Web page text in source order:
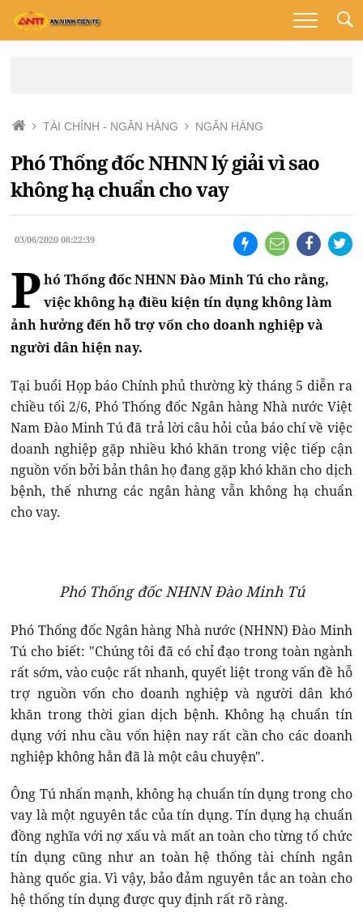
TÀI CHÍNH - NGÂN HÀNG NGÂN HÀNG
Phó Thống đốc NHNN lý giải vì sao
không hạ chuẩn cho vay
03/06/2020 08:22:39
P hó Thống đốc NHNN Đào Minh Tú cho rằng,
việc không hạ điều kiện tín dụng không làm
ảnh hưởng đến hỗ trợ vốn cho doanh nghiệp và
người dân hiện nay.
Tại buổi Họp báo Chính phủ thường kỳ tháng 5 diễn ra
chiều tối 2/6, Phó Thống đốc Ngân hàng Nhà nước Việt
Nam Đào Minh Tú đã trả lời câu hỏi của báo chí về việc
doanh nghiệp gặp nhiều khó khăn trong việc tiếp cận
nguồn vốn bởi bản thân họ đang gặp khó khăn cho dịch
bệnh, thế nhưng các ngân hàng vẫn không hạ chuẩn
cho vay.
Phó Thống đốc NHNN Đào Minh Tú
Phó Thống đốc Ngân hàng Nhà nước (NHNN) Đào Minh
Tú cho biết: "Chúng tôi đã có chỉ đạo trong toàn ngành
rất sớm, vào cuộc rất nhanh, quyết liệt trong vấn đề hỗ
trợ nguồn vốn cho doanh nghiệp và người dân khó
khăn trong thời gian dịch bệnh. Không hạ chuẩn tín
dụng với nhu cầu vốn hiện nay rất cần cho các doanh
nghiệp không hẳn đã là một câu chuyện".
Ông Tú nhấn mạnh, không hạ chuẩn tín dụng trong cho
vay là một nguyên tắc của tín dụng. Tín dụng hạ chuẩn
đồng nghĩa với nợ xấu và mất an toàn cho từng tổ chức
tín dụng cũng như an toàn hệ thống tài chính ngân
hàng quốc gia. Vì vậy, bảo đảm nguyên tắc an toàn cho
hệ thống tín dụng được quy định rất rõ ràng.